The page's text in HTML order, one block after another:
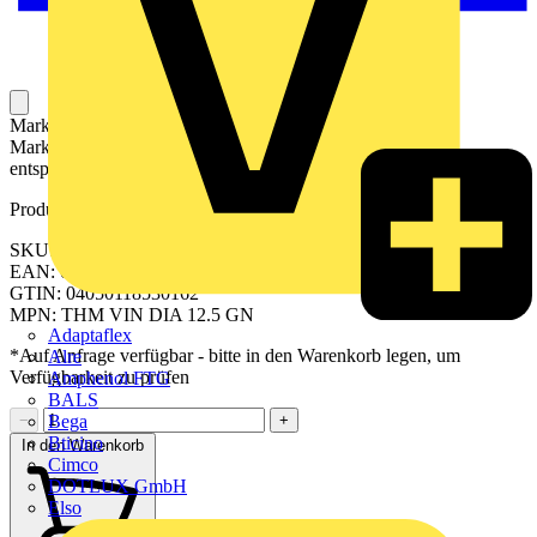
Adaptaflex
Alre
Amphenol FTG
BALS
Bega
Bticino
Cimco
DOTLUX GmbH
Elso
Markierer für die Kennzeichnung von Betriebsmitteln. Die
Markierer können mit einem Drucker oder Plotter und
entsprechender Software beschriftet werden.
Produktkennzeichen
SKU: 2517950000
EAN: 04050118530162
GTIN: 04050118530162
MPN: THM VIN DIA 12.5 GN
*Auf Anfrage verfügbar - bitte in den Warenkorb legen, um
Verfügbarkeit zu prüfen
−
+
In den Warenkorb